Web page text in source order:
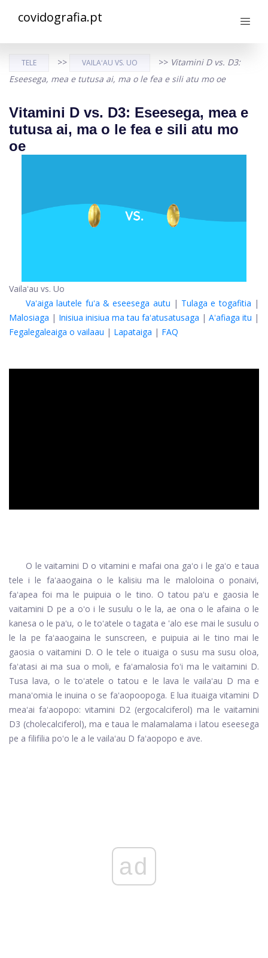
covidografia.pt
TELE >> VAILAʻAU VS. UO >> Vitamini D vs. D3:
Eseesega, mea e tutusa ai, ma o le fea e sili atu mo oe
Vitamini D vs. D3: Eseesega, mea e
tutusa ai, ma o le fea e sili atu mo
oe
Vailaʻau vs. Uo
Vaʻaiga lautele fuʻa & eseesega autu | Tulaga e togafitia |
Malosiaga | Inisiua inisiua ma tau faʻatusatusaga | Aʻafiaga itu |
Fegalegaleaiga o vailaau | Lapataiga | FAQ
O le vaitamini D o vitamini e mafai ona gaʻo i le gaʻo e taua
tele i le faʻaaogaina o le kalisiu ma le maloloina o ponaivi,
faʻapea foi ma le puipuia o le tino. O tatou paʻu e gaosia le
vaitamini D pe a oʻo i le susulu o le la, ae ona o le afaina o le
kanesa o le paʻu, o le toʻatele o tagata e 'alo ese mai le susulu o
le la pe faʻaaogaina le sunscreen, e puipuia ai le tino mai le
gaosia o vaitamini D. O le tele o ituaiga o susu ma susu oloa,
faʻatasi ai ma sua o moli, e faʻamalosia foʻi ma le vaitamini D.
Tusa lava, o le toʻatele o tatou e le lava le vailaʻau D ma e
manaʻomia le inuina o se faʻaopoopoga. E lua ituaiga vitamini D
meaʻai faʻaopopo: vitamini D2 (ergocalciferol) ma le vaitamini
D3 (cholecalciferol), ma e taua le malamalama i latou eseesega
pe a filifilia poʻo le a le vailaʻau D faʻaopopo e ave.
ad